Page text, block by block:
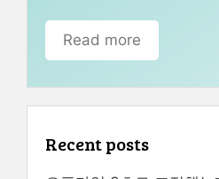
Read more
Recent posts